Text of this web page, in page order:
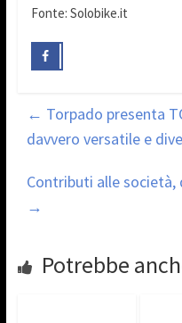
Fonte: Solobike.it
← Torpado presenta
davvero versatile e
Contributi alle
→
Potrebbe